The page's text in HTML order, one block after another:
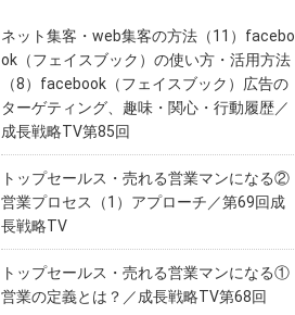
ネット集客・web集客の方法（11）facebo
ok（フェイスブック）の使い方・活用方法
（8）facebook（フェイスブック）広告の
ターゲティング、趣味・関心・行動履歴／
成長戦略TV第85回
トップセールス・売れる営業マンになる②
営業プロセス（1）アプローチ／第69回成
長戦略TV
トップセールス・売れる営業マンになる①
営業の定義とは？／成長戦略TV第68回